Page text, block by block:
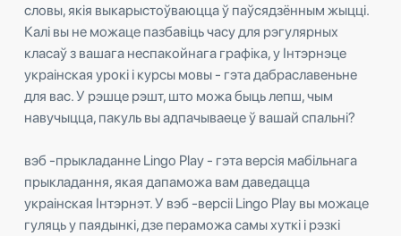
словы, якія выкарыстоўваюцца ў паўсядзённым жыцці.
Калі вы не можаце пазбавіць часу для рэгулярных
класаў з вашага неспакойнага графіка, у Інтэрнэце
украінская урокі і курсы мовы - гэта дабраславеньне
для вас. У рэшце рэшт, што можа быць лепш, чым
навучыцца, пакуль вы адпачываеце ў вашай спальні?
вэб -прыкладанне Lingo Play - гэта версія мабільнага
прыкладання, якая дапаможа вам даведацца
украінская Інтэрнэт. У вэб -версіі Lingo Play вы можаце
гуляць у паядынкі, дзе пераможа самы хуткі і рэзкі